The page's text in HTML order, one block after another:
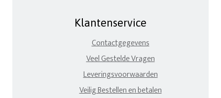
Klantenservice
Contactgegevens
Veel Gestelde Vragen
Leveringsvoorwaarden
Veilig Bestellen en betalen